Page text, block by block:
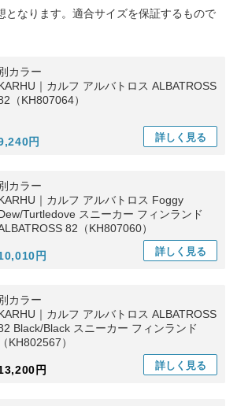
なります。適合サイズを保証するもので
カラー
｜カルフ アルバトロス ALBATROSS
（KH807064）
円 詳しく 見る
カラー
｜カルフ アルバトロス Foggy
Turtledove スニーカー フィンランド
82（KH807060）
円 詳しく 見る
カラー
｜カルフ アルバトロス ALBATROSS
Black/Black スニーカー フィンランド
（KH802567）
円 詳しく 見る